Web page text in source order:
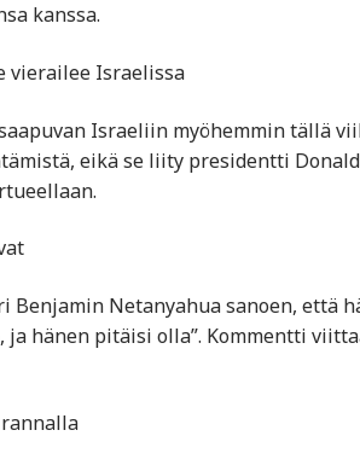
kanssa.
vierailee Israelissa
Israeliin myöhemmin tällä
eikä se liity presidentti
Netanyahua sanoen, että
ja hänen pitäisi olla”. Kommentti